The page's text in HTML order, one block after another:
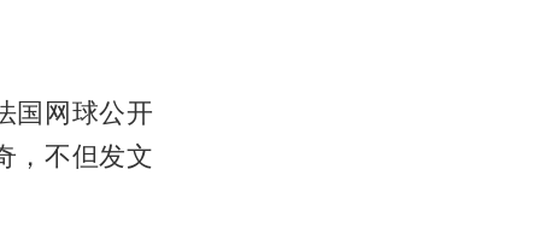
国网球公开
，不但发文